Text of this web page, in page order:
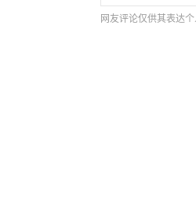
网友评论仅供其表达